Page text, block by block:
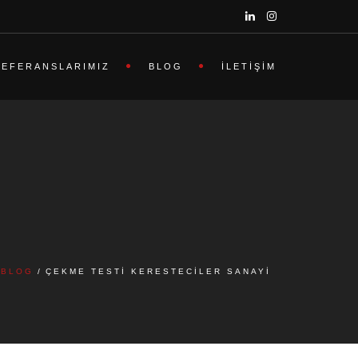
BLOG İLETIŞIM
BLOG ÇEKME TESTI KERESTECILER SANAYI